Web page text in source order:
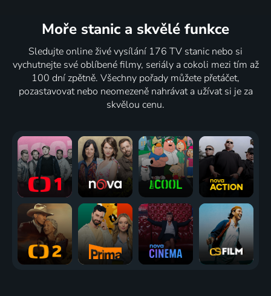
Moře stanic a skvělé funkce
Sledujte online živé vysílání 176 TV stanic nebo si
vychutnejte své oblíbené filmy, seriály a cokoli mezi tím až
100 dní zpětně. Všechny pořady můžete přetáčet,
pozastavovat nebo neomezeně nahrávat a užívat si je za
skvělou cenu.